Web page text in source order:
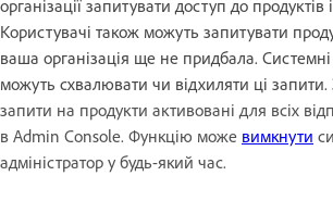
організації запитувати доступ до продуктів
Користувачі також можуть запитувати
ваша організація ще не придбала. Системні
можуть схвалювати чи відхиляти ці запити.
запити на продукти активовані для всіх
в Admin Console. Функцію може вимкнути
адміністратор у будь-який час.